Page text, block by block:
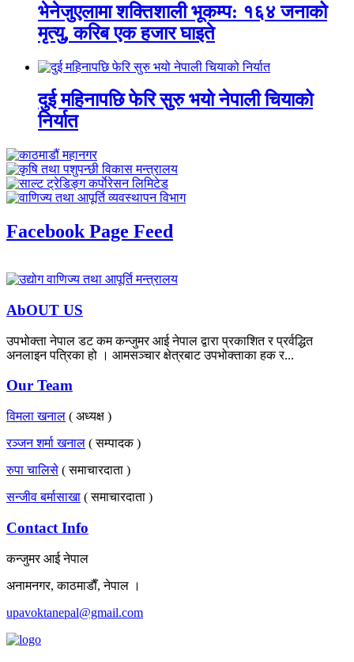
भेनेजुएलामा शक्तिशाली भूकम्प: १६४ जनाको
मृत्यु, करिब एक हजार घाइते
दुई महिनापछि फेरि सुरु भयो नेपाली चियाको
निर्यात
Facebook Page Feed
AbOUT US
उपभोक्ता नेपाल डट कम कन्जुमर आई नेपाल द्वारा प्रकाशित र प्रर्वद्धित
अनलाइन पत्रिका हो । आमसञ्चार क्षेत्रबाट उपभोक्ताका हक र...
Our Team
विमला खनाल ( अध्यक्ष )
रञ्जन शर्मा खनाल ( सम्पादक )
रुपा चालिसे ( समाचारदाता )
सन्जीव बर्मासाखा ( समाचारदाता )
Contact Info
कन्जुमर आई नेपाल
अनामनगर, काठमाडाैँ, नेपाल ।
upavoktanepal@gmail.com